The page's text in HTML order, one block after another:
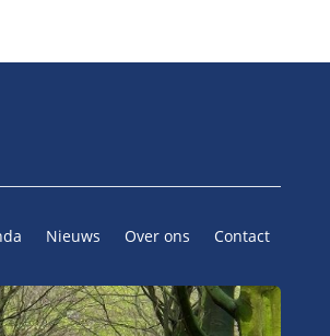
Nieuws Over ons Contact